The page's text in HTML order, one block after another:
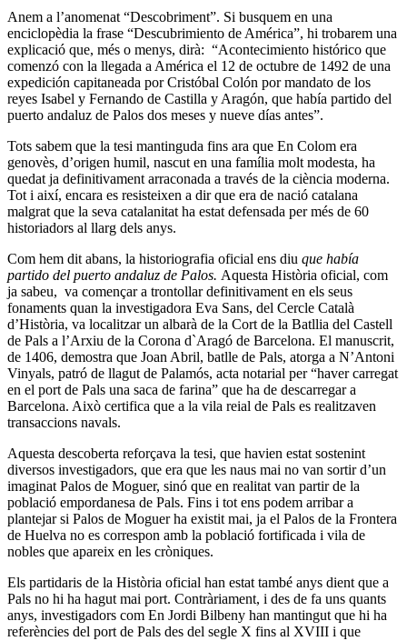
Anem a l’anomenat “Descobriment”. Si busquem en una
enciclopèdia la frase “Descubrimiento de América”, hi trobarem una
explicació que, més o menys, dirà: “Acontecimiento histórico que
comenzó con la llegada a América el 12 de octubre de 1492 de una
expedición capitaneada por Cristóbal Colón por mandato de los
reyes Isabel y Fernando de Castilla y Aragón, que había partido del
puerto andaluz de Palos dos meses y nueve días antes”.
Tots sabem que la tesi mantinguda fins ara que En Colom era
genovès, d’origen humil, nascut en una família molt modesta, ha
quedat ja definitivament arraconada a través de la ciència moderna.
Tot i així, encara es resisteixen a dir que era de nació catalana
malgrat que la seva catalanitat ha estat defensada per més de 60
historiadors al llarg dels anys.
Com hem dit abans, la historiografia oficial ens diu que había
partido del puerto andaluz de Palos. Aquesta Història oficial, com
ja sabeu, va començar a trontollar definitivament en els seus
fonaments quan la investigadora Eva Sans, del Cercle Català
d’Història, va localitzar un albarà de la Cort de la Batllia del Castell
de Pals a l’Arxiu de la Corona d`Aragó de Barcelona. El manuscrit,
de 1406, demostra que Joan Abril, batlle de Pals, atorga a N’Antoni
Vinyals, patró de llagut de Palamós, acta notarial per “haver carregat
en el port de Pals una saca de farina” que ha de descarregar a
Barcelona. Això certifica que a la vila reial de Pals es realitzaven
transaccions navals.
Aquesta descoberta reforçava la tesi, que havien estat sostenint
diversos investigadors, que era que les naus mai no van sortir d’un
imaginat Palos de Moguer, sinó que en realitat van partir de la
població empordanesa de Pals. Fins i tot ens podem arribar a
plantejar si Palos de Moguer ha existit mai, ja el Palos de la Frontera
de Huelva no es correspon amb la població fortificada i vila de
nobles que apareix en les cròniques.
Els partidaris de la Història oficial han estat també anys dient que a
Pals no hi ha hagut mai port. Contràriament, i des de fa uns quants
anys, investigadors com En Jordi Bilbeny han mantingut que hi ha
referències del port de Pals des del segle X fins al XVIII i que